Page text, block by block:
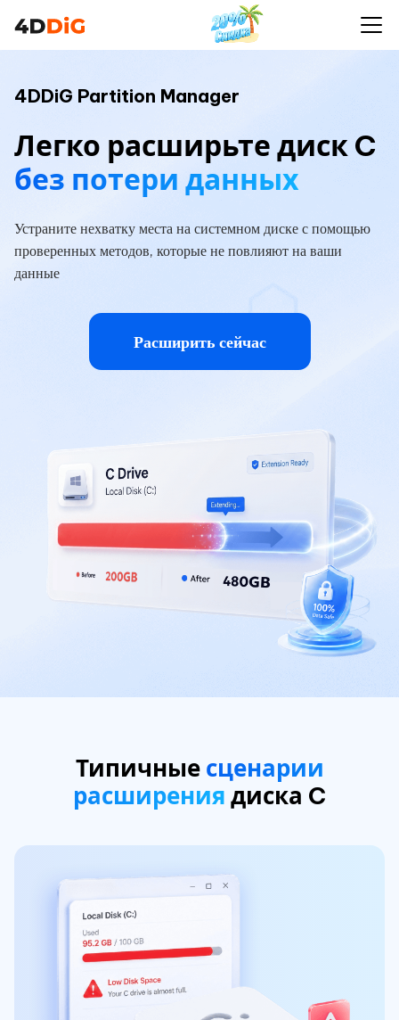
4DDiG Partition Manager
Легко расширьте диск C
без потери данных
Устраните нехватку места на системном диске с помощью
проверенных методов, которые не повлияют на ваши
данные
Расширить сейчас
Типичные сценарии
расширения диска C